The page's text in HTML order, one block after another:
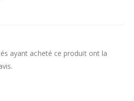
ayant acheté ce produit ont la